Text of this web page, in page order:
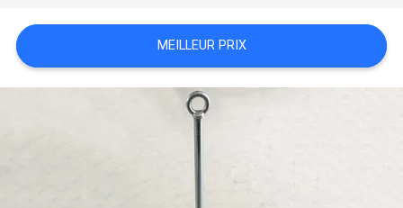
PLAN
DU
SITE
MEILLEUR PRIX